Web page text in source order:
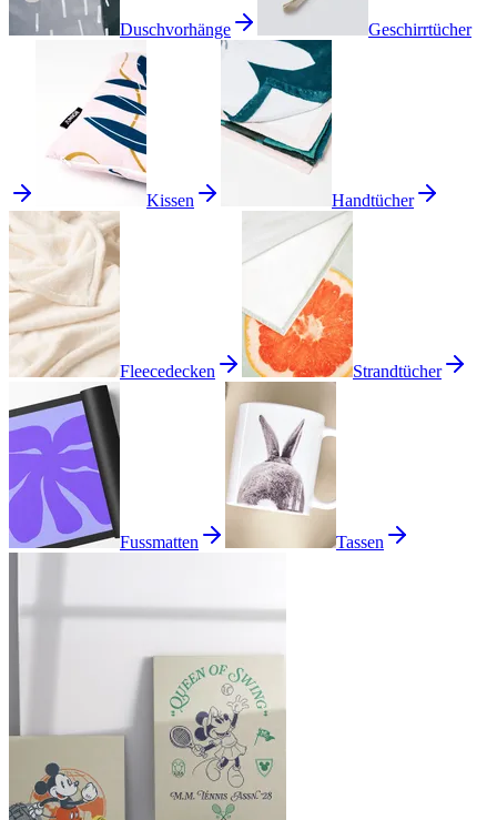
Duschvorhänge Geschirrtücher
Kissen Handtücher
Fleecedecken Strandtücher
Fussmatten Tassen